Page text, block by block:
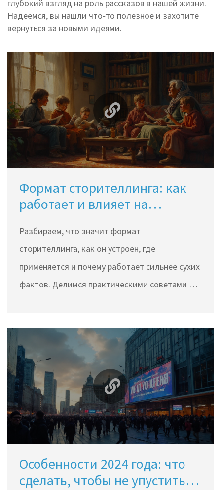
глубокий взгляд на роль рассказов в нашей жизни.
Надеемся, вы нашли что‑то полезное и захотите
вернуться за новыми идеями.
Формат сторителлинга: как
работает и влияет на
Разбираем, что значит формат
сторителлинга, как он устроен, где
применяется и почему работает сильнее сухих
фактов. Делимся практическими советами и
Особенности 2024 года: что
сделать, чтобы не упустить